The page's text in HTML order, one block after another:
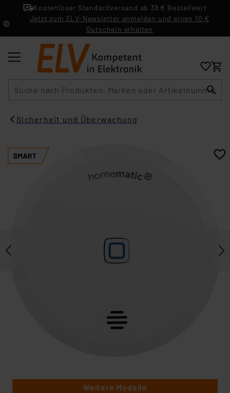
Kostenloser Standardversand ab 39 € Bestellwert
Jetzt zum ELV-Newsletter anmelden und einen 10 €
Gutschein erhalten
Sicherheit und Überwachung
Weitere Modelle